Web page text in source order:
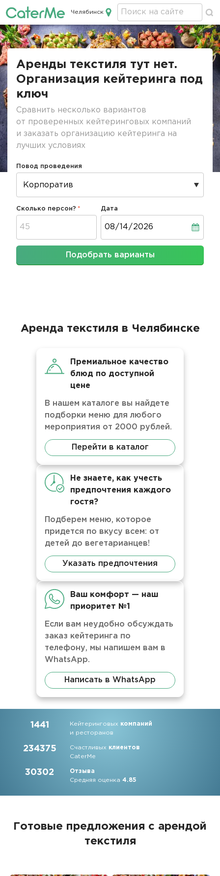
Кейтеринг в Челябинске
Челябинск
Строка
Аренды текстиля тут нет.
Организация кейтеринга под
ключ
Сравнить несколько вариантов
от проверенных кейтеринговых компаний
и заказать организацию кейтеринга на
лучших условиях
Повод проведения
Сколько персон? Дата
Подобрать варианты
Аренда текстиля в Челябинске
Премиальное качество
блюд по доступной
цене
В нашем каталоге вы найдете
подборки меню для любого
мероприятия от 2000 рублей.
Перейти в каталог
Не знаете, как учесть
предпочтения каждого
гостя?
Подберем меню, которое
придется по вкусу всем: от
детей до вегетарианцев!
Указать предпочтения
Ваш комфорт — наш
приоритет №1
Если вам неудобно обсуждать
заказ кейтеринга по
телефону, мы напишем вам в
WhatsApp.
Написать в WhatsApp
1441 Кейтеринговых компаний
и ресторанов
234375 Счастливых клиентов
CaterMe
30302
Отзыва
Средняя оценка4.85
Готовые предложения с арендой
текстиля